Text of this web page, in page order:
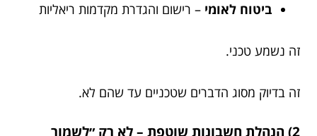
ביטוח לאומי – רישום והגדרת מקדמות ריאליות
זה נשמע טכני.
זה בדיוק מסוג הדברים שטכניים עד שהם לא.
2) הנהלת חשבונות שוטפת – לא רק ״לשמור